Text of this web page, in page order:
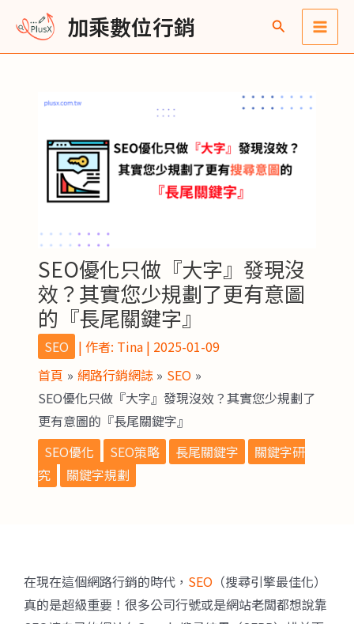
主
加乘數位行銷
Main
SEO優化只做『大字』發現沒
效？其實您少規劃了更有意圖
的『長尾關鍵字』
SEO | 作者: Tina | 2025-01-09
首頁
網路行銷網誌
SEO
SEO優化只做『大字』發現沒效？其實您少規劃了
更有意圖的『長尾關鍵字』
SEO優化
SEO策略 長尾關鍵字
關鍵字研
究
關鍵字規劃
在現在這個網路行銷的時代， SEO （搜尋引擎最佳化）
真的是超級重要！很多公司行號或是網站老闆都想說靠
navigation
彙